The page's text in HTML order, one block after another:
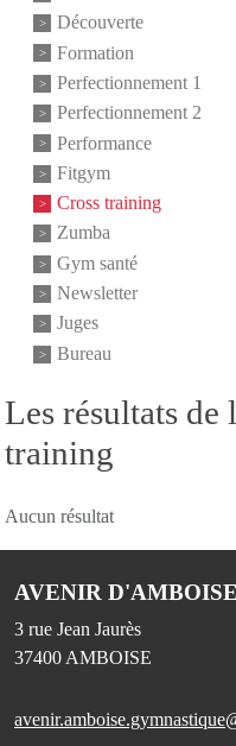
Les résultats de
training
Aucun résultat
Découverte
Formation
Perfectionnement 1
Perfectionnement 2
Performance
Fitgym
Cross training
Zumba
Gym santé
Newsletter
Juges
Bureau
AVENIR
3 rue Jean Jaurès
37400 AMBOISE